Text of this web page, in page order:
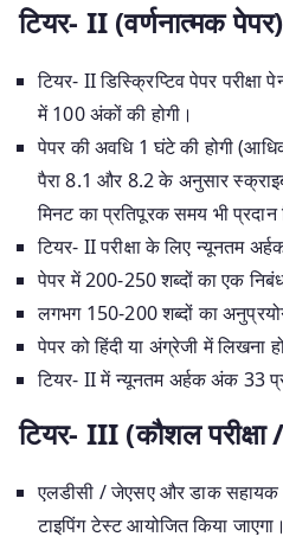
टियर- II (वर्णनात्मक पेपर)
टियर- II डिस्क्रिप्टिव पेपर
में 100 अंकों की होगी।
पेपर की अवधि 1 घंटे की होगी
पैरा 8.1 और 8.2 के अनुसार
मिनट का प्रतिपूरक समय भी प्रदान
टियर- II परीक्षा के लिए न्यूनतम
पेपर में 200-250 शब्दों का एक
लगभग 150-200 शब्दों का
पेपर को हिंदी या अंग्रेजी में लिखना
टियर- II में न्यूनतम अर्हक अंक 33
टियर- III (कौशल परीक्षा
एलडीसी / जेएसए और डाक
टाइपिंग टेस्ट आयोजित किया जाएगा।